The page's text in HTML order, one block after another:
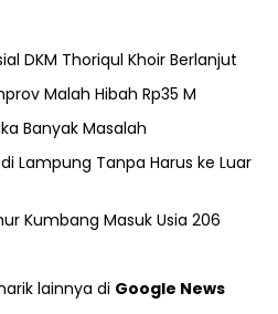
DKM Thoriqul Khoir Berlanjut
Malah Hibah Rp35 M
Banyak Masalah
Lampung Tanpa Harus ke Luar
Kumbang Masuk Usia 206
lainnya di Google News